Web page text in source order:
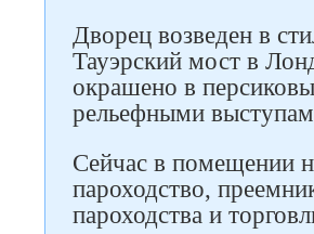
Дворец возведен в
Тауэрский мост в
окрашено в
рельефными
Сейчас в помещении
пароходство,
пароходства и